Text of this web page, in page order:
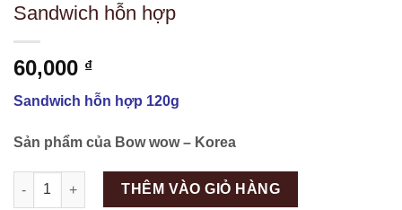
Sandwich hỗn hợp
60,000 ₫
Sandwich hỗn hợp 120g
Sản phẩm của Bow wow – Korea
Số lượng
THÊM VÀO GIỎ HÀNG